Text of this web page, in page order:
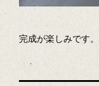
完成が楽しみです。